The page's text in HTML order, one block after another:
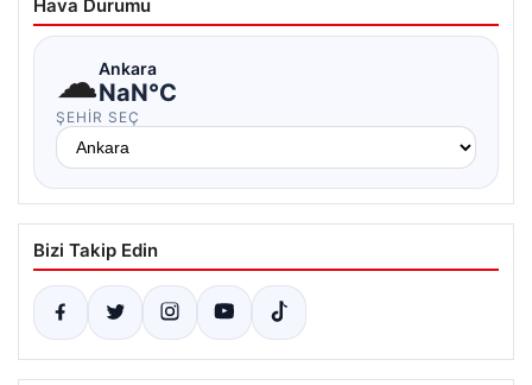
Hava Durumu
☁Ankara
NaN°C
ŞEHIR SEÇ
Bizi Takip Edin